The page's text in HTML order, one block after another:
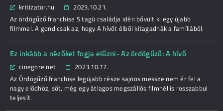
kritizator.hu
2023.10.21.
Az ördögűző franchise 5 tagú családja idén bővült ki egy újabb
filmmel. A gond csak az, hogy A hívőt élből kitagadnák a famíliából.
Ez inkább a nézőket fogja elűzni- Az ördögűző: A hívő
cinegore.net
2023.10.17.
Az Ördögűző franchise legújabb része sajnos messze nem ér fel a
nagy elődhöz, sőt, még egy átlagos megszállós filmnél is rosszabbul
teljesít.